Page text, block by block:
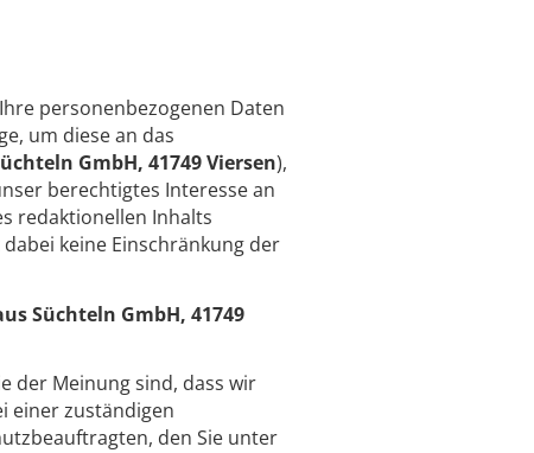
personenbezogenen Daten
um diese an das
GmbH, 41749 Viersen),
berechtigtes Interesse an
redaktionellen Inhalts
keine Einschränkung der
Süchteln GmbH, 41749
der Meinung sind, dass wir
einer zuständigen
den Sie unter